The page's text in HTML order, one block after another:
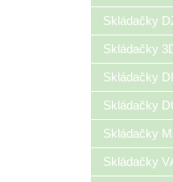
Skládačky
Skládačky
Skládačky
Skládačky
Skládačky
Skládačky